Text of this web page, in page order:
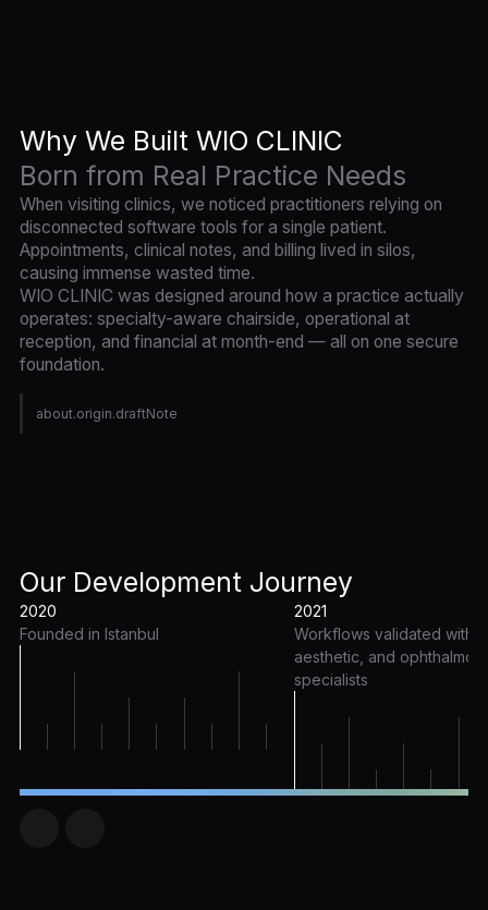
Why We Built WIO CLINIC
Born from Real Practice Needs
When visiting clinics, we noticed practitioners relying on
disconnected software tools for a single patient.
Appointments, clinical notes, and billing lived in silos,
causing immense wasted time.
WIO CLINIC was designed around how a practice actually
operates: specialty-aware chairside, operational at
reception, and financial at month-end — all on one secure
foundation.
about.origin.draftNote
Our Development Journey
2020
Founded in Istanbul
2021
Workflows validated with
aesthetic, and
specialists